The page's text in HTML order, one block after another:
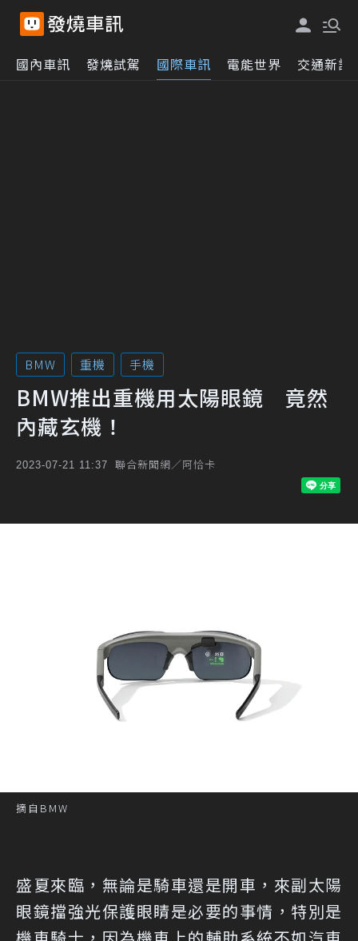
國內車訊 發燒試駕 國際車訊 電能世界 交通新訊
BMW 重機 手機
BMW推出重機用太陽眼鏡 竟然
內藏玄機！
2023-07-21 11:37 聯合新聞網／阿恰卡
摘自BMW
盛夏來臨，無論是騎車還是開車，來副太陽
眼鏡擋強光保護眼睛是必要的事情，特別是